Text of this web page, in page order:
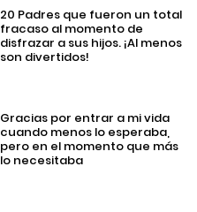
20 Padres que fueron un total
fracaso al momento de
disfrazar a sus hijos. ¡Al menos
son divertidos!
Gracias por entrar a mi vida
cuando menos lo esperaba,
pero en el momento que más
lo necesitaba